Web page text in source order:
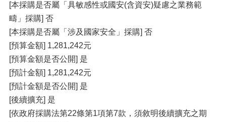
[本採購是否屬「具敏感性或國安(含資安)疑慮之業務範
疇」採購] 否
[本採購是否屬「涉及國家安全」採購] 否
[預算金額] 1,281,242元
[預算金額是否公開] 是
[預計金額] 1,281,242元
[預計金額是否公開] 是
[後續擴充] 是
[依政府採購法第22條第1項第7款，須敘明後續擴充之期